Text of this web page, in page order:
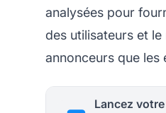
analysées pour
des utilisateurs et
annonceurs que les